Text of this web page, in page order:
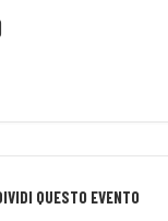
QUESTO EVENTO